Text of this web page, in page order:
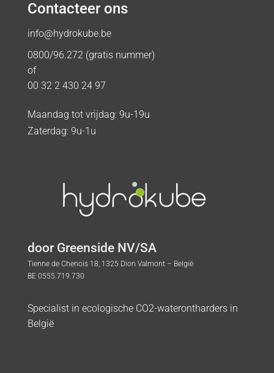
door Greenside NV/SA
Tienne de Chenois 18, 1325 Dion Valmont – België
BE 0555.719.730
Specialist in ecologische CO2-waterontharders in
België
Contacteer ons
info@hydrokube.be
0800/96.272 (gratis nummer)
of
00 32 2 430 24 97
Maandag tot vrijdag: 9u-19u
Zaterdag: 9u-1u